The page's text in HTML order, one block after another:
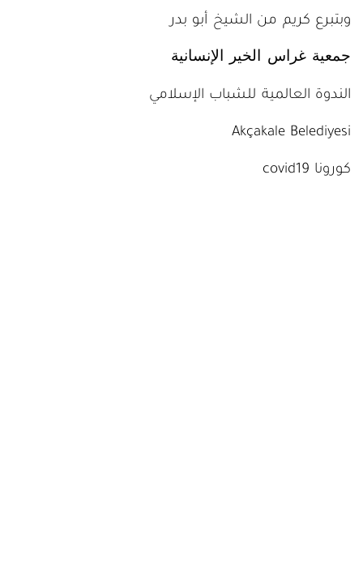
وبتبرع كريم من الشيخ أبو بدر
جمعية غراس الخير الإنسانية
الندوة العالمية للشباب الإسلامي
Akçakale Belediyesi
كورونا covid19